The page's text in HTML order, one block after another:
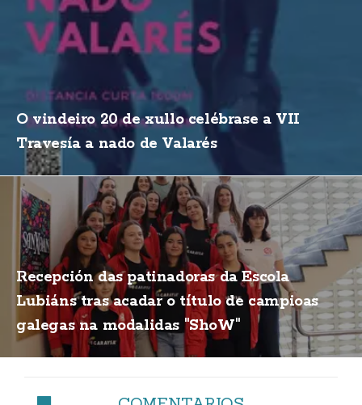
O vindeiro 20 de xullo celébrase a VII
Travesía a nado de Valarés
Recepción das patinadoras da Escola
Lubiáns tras acadar o título de campioas
galegas na modalidas "ShoW"